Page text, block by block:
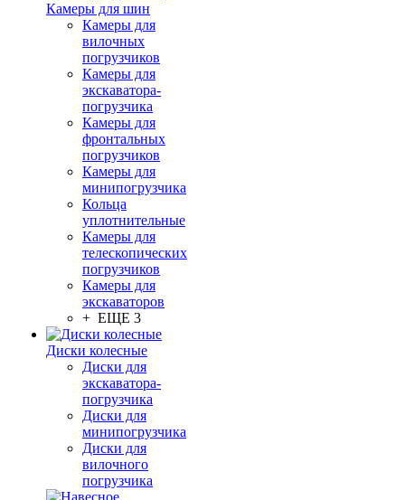
Камеры для шин
Камеры для
вилочных
погрузчиков
Камеры для
экскаватора-
погрузчика
Камеры для
фронтальных
погрузчиков
Камеры для
минипогрузчика
Кольца
уплотнительные
Камеры для
телескопических
погрузчиков
Камеры для
экскаваторов
+ ЕЩЕ 3
Диски колесные
Диски для
экскаватора-
погрузчика
Диски для
минипогрузчика
Диски для
вилочного
погрузчика